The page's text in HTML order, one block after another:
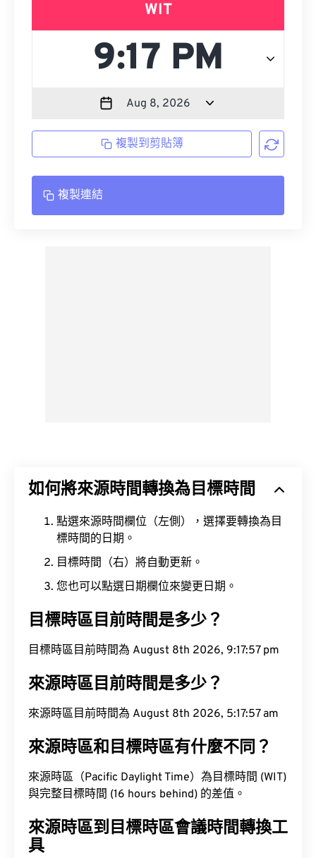
WIT
複製到剪貼簿
複製連結
如何將來源時間轉換為目標時間
點選來源時間欄位（左側），選擇要轉換為目
標時間的日期。
目標時間（右）將自動更新。
您也可以點選日期欄位來變更日期。
目標時區目前時間是多少？
目標時區目前時間為 August 8th 2026, 9:17:58 pm
來源時區目前時間是多少？
來源時區目前時間為 August 8th 2026, 5:17:58 am
來源時區和目標時區有什麼不同？
來源時區（Pacific Daylight Time）為目標時間 (WIT)
與完整目標時間 (16 hours behind) 的差值。
來源時區到目標時區會議時間轉換工
具